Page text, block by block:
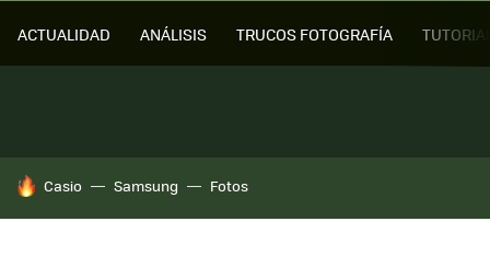
ACTUALIDAD ANÁLISIS TRUCOS FOTOGRAFÍA
HOY SE HABLA DE
Casio Samsung Fotos